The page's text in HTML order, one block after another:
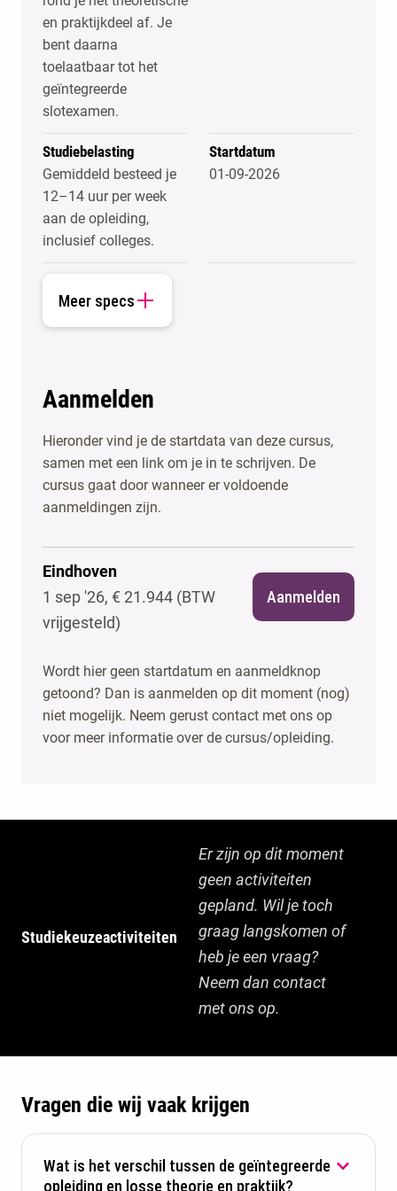
en praktijkdeel af. Je
bent daarna
toelaatbaar tot het
geïntegreerde
slotexamen.
Studiebelasting
Gemiddeld besteed je
12–14 uur per week
aan de opleiding,
inclusief colleges.
Startdatum
01-09-2026
Meer specs
Aanmelden
Hieronder vind je de startdata van deze cursus,
samen met een link om je in te schrijven. De
cursus gaat door wanneer er voldoende
aanmeldingen zijn.
Eindhoven
1 sep '26, € 21.944 (BTW
vrijgesteld)
Aanmelden
Wordt hier geen startdatum en aanmeldknop
getoond? Dan is aanmelden op dit moment (nog)
niet mogelijk. Neem gerust contact met ons op
voor meer informatie over de cursus/opleiding.
Studiekeuzeactiviteiten
Er zijn op dit moment
geen activiteiten
gepland. Wil je toch
graag langskomen of
heb je een vraag?
Neem dan contact
met ons op.
Vragen die wij vaak krijgen
Wat is het verschil tussen de geïntegreerde
opleiding en losse theorie en praktijk?